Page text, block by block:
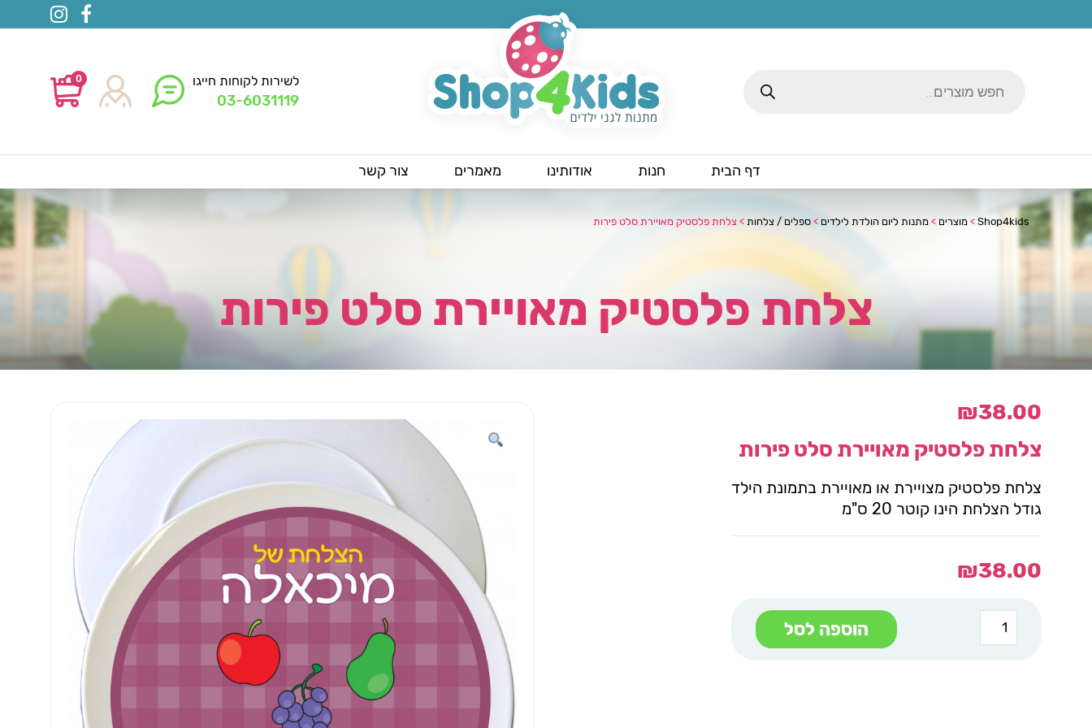
search
לשירות לקוחות חייגו
03-6031119
0
דף הבית חנות אודותינו מאמרים צור קשר
Shop4kids
> מוצרים > מתנות ליום הולדת לילדים > ספלים / צלחות > צלחת פלסטיק מאויירת סלט פירות
צלחת פלסטיק מאויירת סלט פירות
₪38.00
צלחת פלסטיק מאויירת סלט פירות
צלחת פלסטיק מצויירת או מאויירת בתמונת הילד
גודל הצלחת הינו קוטר 20 ס"מ
₪38.00
כמות
של
צלחת
הוספה לסל